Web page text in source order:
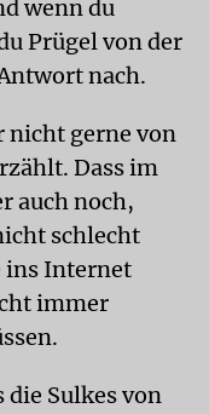
wenn du
Prügel von der
nach.
nicht gerne von
Dass im
auch noch,
schlecht
ins Internet
immer
die Sulkes von